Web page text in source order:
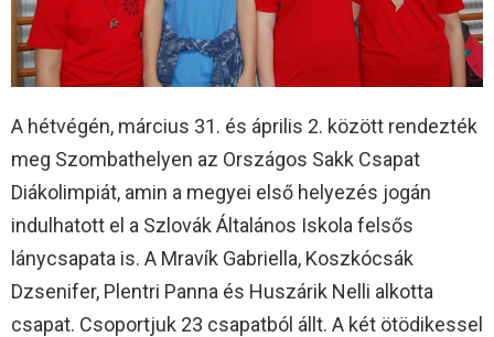
A hétvégén, március 31. és április 2. között rendezték
meg Szombathelyen az Országos Sakk Csapat
Diákolimpiát, amin a megyei első helyezés jogán
indulhatott el a Szlovák Általános Iskola felsős
lánycsapata is. A Mravík Gabriella, Koszkócsák
Dzsenifer, Plentri Panna és Huszárik Nelli alkotta
csapat. Csoportjuk 23 csapatból állt. A két ötödikessel